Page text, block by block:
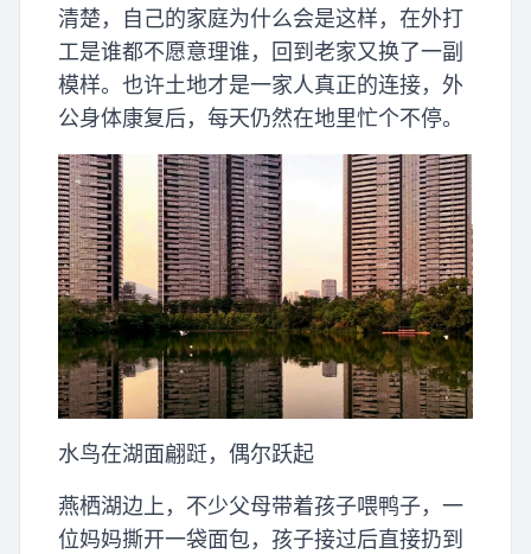
清楚，自己的家庭为什么会是这样，在外打
工是谁都不愿意理谁，回到老家又换了一副
模样。也许土地才是一家人真正的连接，外
公身体康复后，每天仍然在地里忙个不停。
水鸟在湖面翩跹，偶尔跃起
燕栖湖边上，不少父母带着孩子喂鸭子，一
位妈妈撕开一袋面包，孩子接过后直接扔到